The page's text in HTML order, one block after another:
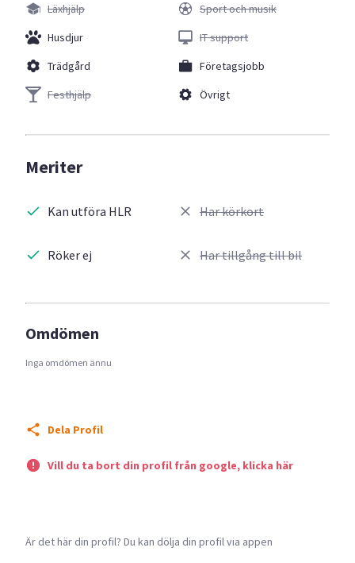
Läxhjälp
Husdjur
Trädgård
Festhjälp
Sport och musik
IT support
Företagsjobb
Övrigt
Meriter
Kan utföra HLR
Röker ej
Har körkort
Har tillgång till bil
Omdömen
Inga omdömen ännu
Dela Profil
Vill du ta bort din profil från google, klicka här
Är det här din profil? Du kan dölja din profil via appen